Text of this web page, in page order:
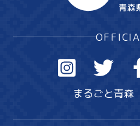
まるごと青森